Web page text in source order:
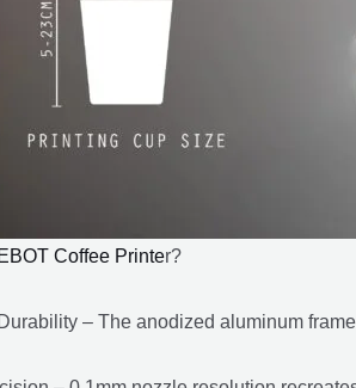
Coffee Printer?
– The anodized aluminum